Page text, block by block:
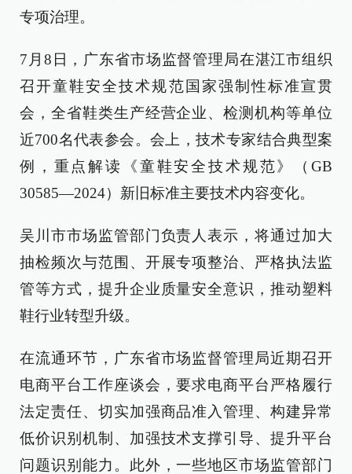
专项治理。
7月8日，广东省市场监督管理局在湛江市组织
召开童鞋安全技术规范国家强制性标准宣贯
会，全省鞋类生产经营企业、检测机构等单位
近700名代表参会。会上，技术专家结合典型案
例，重点解读《童鞋安全技术规范》（GB
30585—2024）新旧标准主要技术内容变化。
吴川市市场监管部门负责人表示，将通过加大
抽检频次与范围、开展专项整治、严格执法监
管等方式，提升企业质量安全意识，推动塑料
鞋行业转型升级。
在流通环节，广东省市场监督管理局近期召开
电商平台工作座谈会，要求电商平台严格履行
法定责任、切实加强商品准入管理、构建异常
低价识别机制、加强技术支撑引导、提升平台
问题识别能力。此外，一些地区市场监管部门